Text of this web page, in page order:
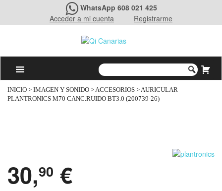
WhatsApp 608 021 425
Acceder a mi cuenta
Registrarme
INICIO > IMAGEN Y SONIDO >ACCESORIOS > AURICULAR
PLANTRONICS M70 CANC.RUIDO BT3.0 (200739-26)
30,90 €